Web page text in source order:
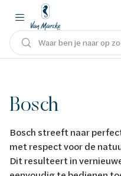
Waar ben je naar op
Bosch
Bosch streeft naar
met respect voor de
Dit resulteert in